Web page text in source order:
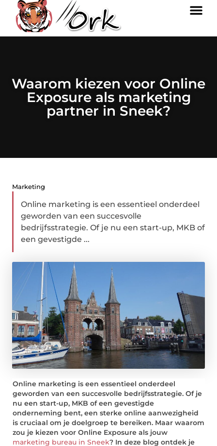
Waarom kiezen voor Online
Exposure als marketing
partner in Sneek?
Marketing
Online marketing is een essentieel onderdeel
geworden van een succesvolle
bedrijfsstrategie. Of je nu een start-up, MKB of
een gevestigde ...
Online marketing is een essentieel onderdeel
geworden van een succesvolle bedrijfsstrategie. Of je
nu een start-up, MKB of een gevestigde
onderneming bent, een sterke online aanwezigheid
is cruciaal om je doelgroep te bereiken. Maar waarom
zou je kiezen voor Online Exposure als jouw
marketing bureau in Sneek? In deze blog ontdek je